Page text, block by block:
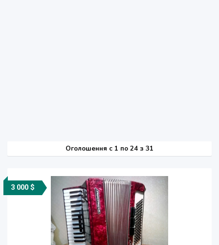
Оголошення c 1 по 24 з 31
3 000 $